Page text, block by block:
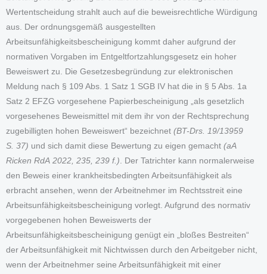
Wertentscheidung strahlt auch auf die beweisrechtliche Würdigung
aus. Der ordnungsgemäß ausgestellten
Arbeitsunfähigkeitsbescheinigung kommt daher aufgrund der
normativen Vorgaben im Entgeltfortzahlungsgesetz ein hoher
Beweiswert zu. Die Gesetzesbegründung zur elektronischen
Meldung nach § 109 Abs. 1 Satz 1 SGB IV hat die in § 5 Abs. 1a
Satz 2 EFZG vorgesehene Papierbescheinigung „als gesetzlich
vorgesehenes Beweismittel mit dem ihr von der Rechtsprechung
zugebilligten hohen Beweiswert“ bezeichnet (BT-Drs. 19/13959
S. 37) und sich damit diese Bewertung zu eigen gemacht (aA
Ricken RdA 2022, 235, 239 f.). Der Tatrichter kann normalerweise
den Beweis einer krankheitsbedingten Arbeitsunfähigkeit als
erbracht ansehen, wenn der Arbeitnehmer im Rechtsstreit eine
Arbeitsunfähigkeitsbescheinigung vorlegt. Aufgrund des normativ
vorgegebenen hohen Beweiswerts der
Arbeitsunfähigkeitsbescheinigung genügt ein „bloßes Bestreiten“
der Arbeitsunfähigkeit mit Nichtwissen durch den Arbeitgeber nicht,
wenn der Arbeitnehmer seine Arbeitsunfähigkeit mit einer